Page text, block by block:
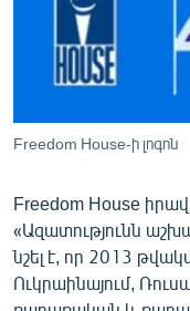
ՍՊՈՐՏ
ՏՏ ԵՒ ԻՆՏԵՐՆԵՏ
ՏԵՍԱՆՅՈՒԹԵՐ
ԲԱՆԱՎԵՃ
ՁԳՏԵԼՈՎ
Freedom House-ի լոգոն
Freedom House
«Ազատությունն
նշել է, որ 2013
Ուկրաինայում,